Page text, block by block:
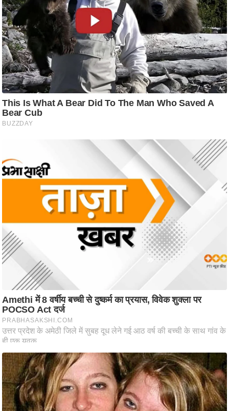
g
N
e
w
s
ला
इ
फ
स्टा
इ
टे
क्नॉ
लॉ
टी
/
फै
रे
लू
नु
प
र्य
ट
न